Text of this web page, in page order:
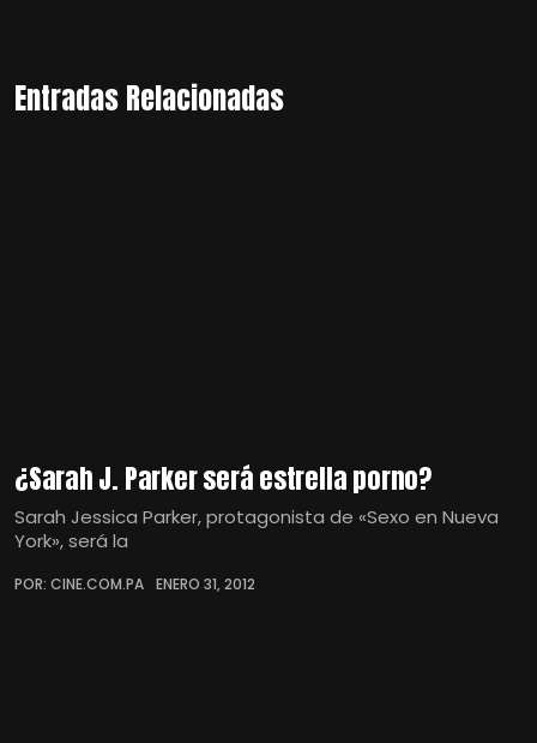
Entradas Relacionadas
¿Sarah J. Parker será estrella porno?
Sarah Jessica Parker, protagonista de «Sexo en Nueva
York», será la
POR: CINE.COM.PA ENERO 31, 2012